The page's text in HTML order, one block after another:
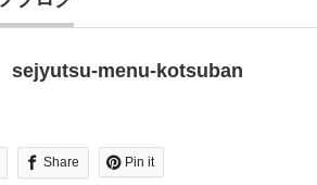
sejyutsu-menu-kotsuban
Share Pin it